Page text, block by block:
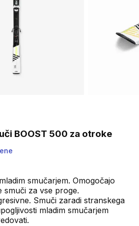
BOOST 500 za otroke
64 ocene
smučarjem. Omogočajo
smuči za vse proge.
Smuči zaradi stranskega
mladim smučarjem